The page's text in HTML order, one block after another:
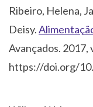
Ribeiro, Helena,
Deisy.
Avançados. 2017,
https://doi.org/